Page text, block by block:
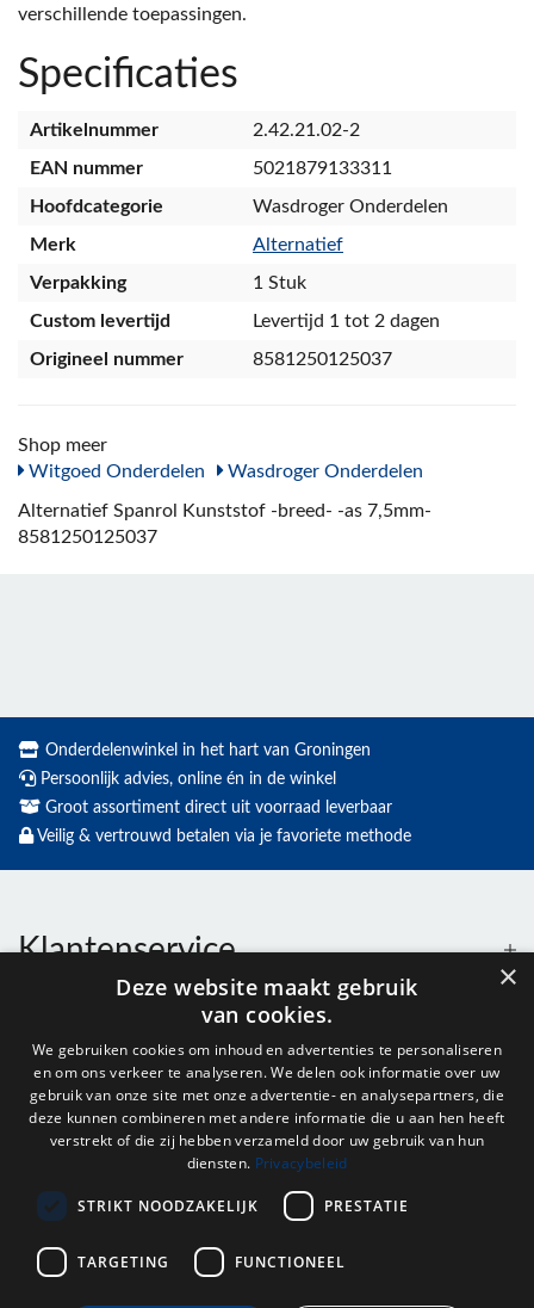
verschillende toepassingen.
Specificaties
Artikelnummer
2.42.21.02-2
EAN nummer
5021879133311
Hoofdcategorie
Wasdroger Onderdelen
Merk
Alternatief
Verpakking
1 Stuk
Custom levertijd
Levertijd 1 tot 2 dagen
Origineel nummer
8581250125037
Shop meer
Witgoed Onderdelen
Wasdroger Onderdelen
Alternatief Spanrol Kunststof -breed- -as 7,5mm-
8581250125037
Onderdelenwinkel in het hart van Groningen
Persoonlijk advies, online én in de winkel
Groot assortiment direct uit voorraad leverbaar
Veilig & vertrouwd betalen via je favoriete methode
Klantenservice
Openingstijden
Nieuwsbrief
×
Deze website maakt gebruik
van cookies.
We gebruiken cookies om inhoud en advertenties te personaliseren
en om ons verkeer te analyseren. We delen ook informatie over uw
gebruik van onze site met onze advertentie- en analysepartners, die
deze kunnen combineren met andere informatie die u aan hen heeft
verstrekt of die zij hebben verzameld door uw gebruik van hun
diensten. Privacybeleid
STRIKT NOODZAKELIJK PRESTATIE
TARGETING FUNCTIONEEL